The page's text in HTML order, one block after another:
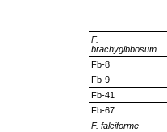
F.
brachygibbosum
Fb-8
Fb-9
Fb-41
Fb-67
F. falciforme